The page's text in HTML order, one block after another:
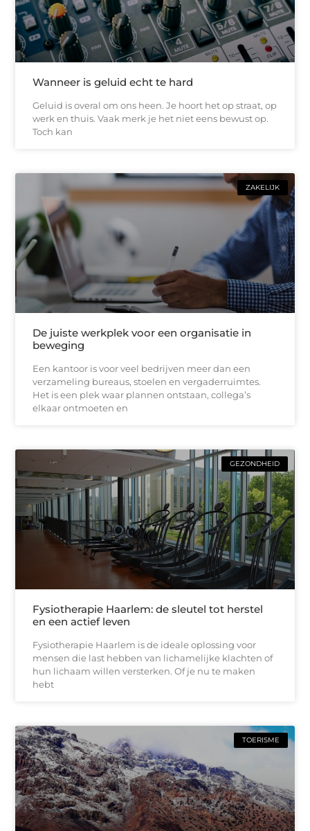
Wanneer is geluid echt te hard
Geluid is overal om ons heen. Je hoort het op straat, op
werk en thuis. Vaak merk je het niet eens bewust op.
Toch kan
ZAKELIJK
De juiste werkplek voor een organisatie in
beweging
Een kantoor is voor veel bedrijven meer dan een
verzameling bureaus, stoelen en vergaderruimtes.
Het is een plek waar plannen ontstaan, collega’s
elkaar ontmoeten en
GEZONDHEID
Fysiotherapie Haarlem: de sleutel tot herstel
en een actief leven
Fysiotherapie Haarlem is de ideale oplossing voor
mensen die last hebben van lichamelijke klachten of
hun lichaam willen versterken. Of je nu te maken
hebt
TOERISME